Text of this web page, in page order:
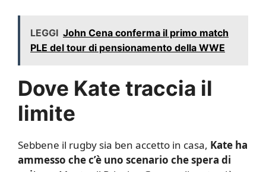
LEGGI John Cena conferma il primo match
PLE del tour di pensionamento della WWE
Dove Kate traccia il
limite
Sebbene il rugby sia ben accetto in casa, Kate ha
ammesso che c’è uno scenario che spera di